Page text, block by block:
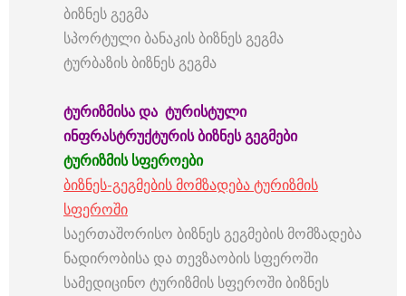
ბიზნეს გეგმა
სპორტული ბანაკის ბიზნეს გეგმა
ტურბაზის ბიზნეს გეგმა
ტურიზმისადა ტურისტული
ინფრასტრუქტურისბიზნესგეგმები
ტურიზმის სფეროები
ბიზნეს-გეგმების მომზადება ტურიზმის
სფეროში
საერთაშორისო ბიზნეს გეგმების მომზადება
ნადირობისა და თევზაობის სფეროში
სამედიცინო ტურიზმის სფეროში ბიზნეს